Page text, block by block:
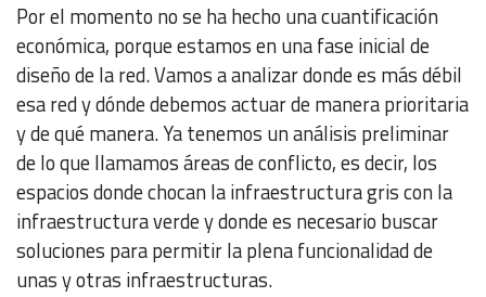
Por el momento no se ha hecho una cuantificación
económica, porque estamos en una fase inicial de
diseño de la red. Vamos a analizar donde es más débil
esa red y dónde debemos actuar de manera prioritaria
y de qué manera. Ya tenemos un análisis preliminar
de lo que llamamos áreas de conflicto, es decir, los
espacios donde chocan la infraestructura gris con la
infraestructura verde y donde es necesario buscar
soluciones para permitir la plena funcionalidad de
unas y otras infraestructuras.